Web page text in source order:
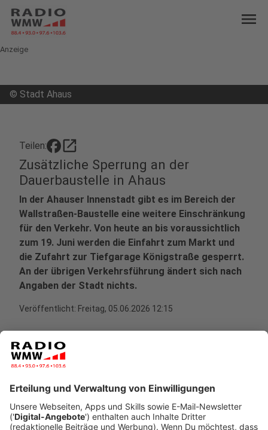
menu
Anzeige
© Stadt Ahaus
Teilen: open_in_new
Zusätzliche Sperrung an der
Dauerbaustelle in Ahaus
In der Ahauser Innenstadt gibt es im Bereich der
Wallstraßen-Baustelle eine weitere Einschränkung
für den Verkehr. Von heute an bis voraussichtlich
zum 19. Juni werden die Einfahrt zum Markt und
die Zufahrt zur Tiefgarage Königstraße gesperrt.
An der übrigen Verkehrsführung ändert sich nach
Angaben der Stadt nichts.
Veröffentlicht: Freitag, 05.06.2026 12:15
Anzeige
Arbeiten im vierten Bauabschnitt laufen
weiter
Anzeige